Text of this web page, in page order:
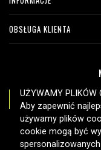
OBSŁUGA KLIENTA
UŻYWAMY PLIKÓW
Aby zapewnić
używamy plików
cookie mogą być